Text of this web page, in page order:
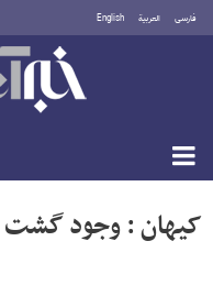
فارسی العربية English
پنجشنبه ۱۵ مرداد ۱۴۰۵
کیهان : وجود